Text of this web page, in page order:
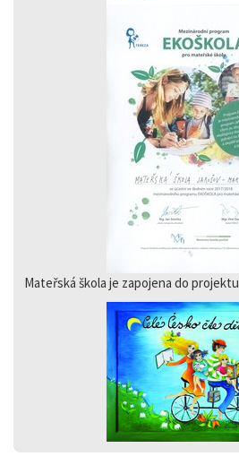
Mateřská škola je zapojena do